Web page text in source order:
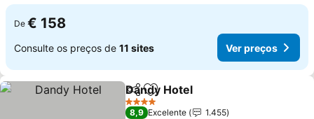
De € 158
Consulte os preços de 11 sites Ver preços
PartilharAdicionar aos favoritos
Dandy Hotel
4 Estrelas
8,9 Excelente
1.455